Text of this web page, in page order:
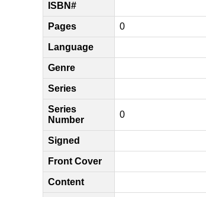
ISBN#
Pages 0
Language
Genre
Series
Series
Number
0
Signed
Front Cover
Content